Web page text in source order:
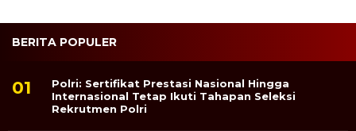
BERITA POPULER
Polri: Sertifikat Prestasi Nasional Hingga
Internasional Tetap Ikuti Tahapan Seleksi
Rekrutmen Polri